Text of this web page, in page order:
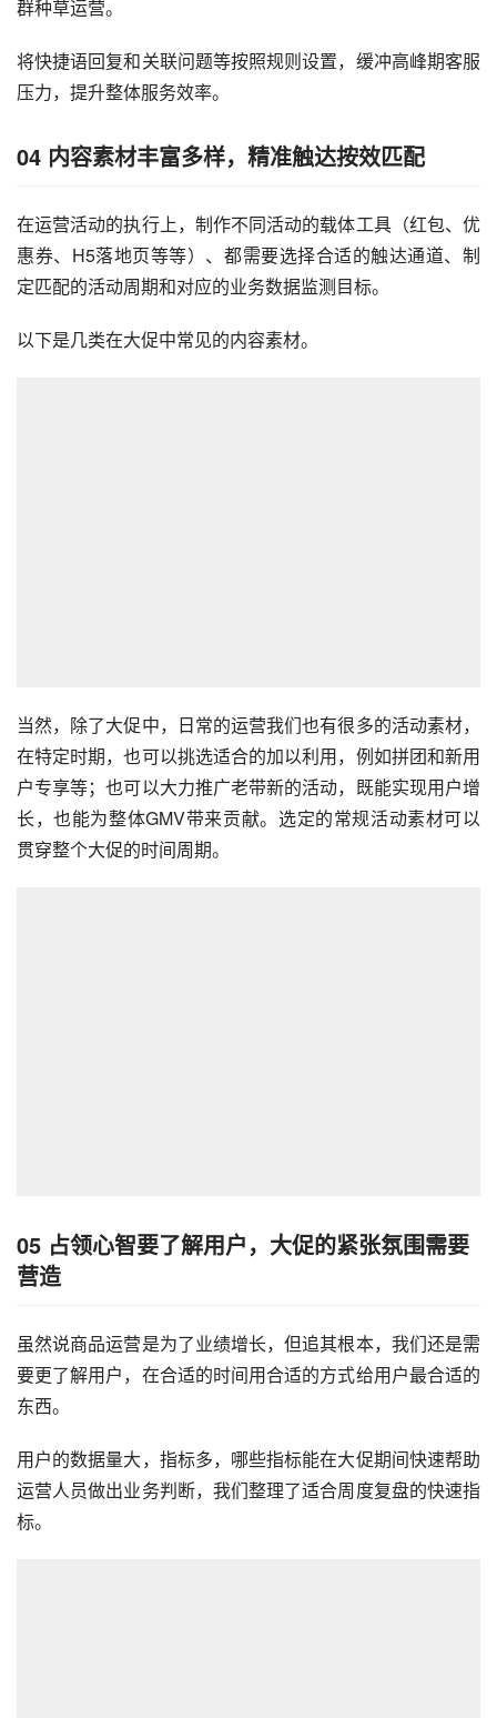
群种草运营。
将快捷语回复和关联问题等按照规则设置，缓冲高峰期客服
压力，提升整体服务效率。
04 内容素材丰富多样，精准触达按效匹配
在运营活动的执行上，制作不同活动的载体工具（红包、优
惠券、H5落地页等等）、都需要选择合适的触达通道、制
定匹配的活动周期和对应的业务数据监测目标。
以下是几类在大促中常见的内容素材。
当然，除了大促中，日常的运营我们也有很多的活动素材，
在特定时期，也可以挑选适合的加以利用，例如拼团和新用
户专享等；也可以大力推广老带新的活动，既能实现用户增
长，也能为整体GMV带来贡献。选定的常规活动素材可以
贯穿整个大促的时间周期。
05 占领心智要了解用户，大促的紧张氛围需要
营造
虽然说商品运营是为了业绩增长，但追其根本，我们还是需
要更了解用户，在合适的时间用合适的方式给用户最合适的
东西。
用户的数据量大，指标多，哪些指标能在大促期间快速帮助
运营人员做出业务判断，我们整理了适合周度复盘的快速指
标。